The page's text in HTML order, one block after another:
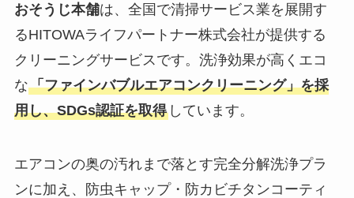
おそうじ本舗は、全国で清掃サービス業を展開す
るHITOWAライフパートナー株式会社が提供する
クリーニングサービスです。洗浄効果が高くエコ
な「ファインバブルエアコンクリーニング」を採
用し、SDGs認証を取得しています。
エアコンの奥の汚れまで落とす完全分解洗浄プラ
ンに加え、防虫キャップ・防カビチタンコーティ